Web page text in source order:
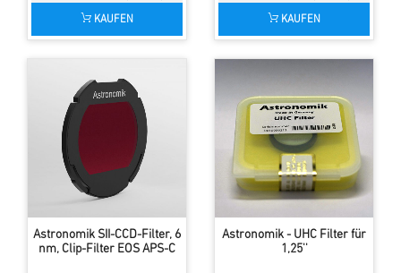
KAUFEN KAUFEN
Astronomik SII-CCD-Filter, 6
nm, Clip-Filter EOS APS-C
Astronomik - UHC Filter für
1,25''